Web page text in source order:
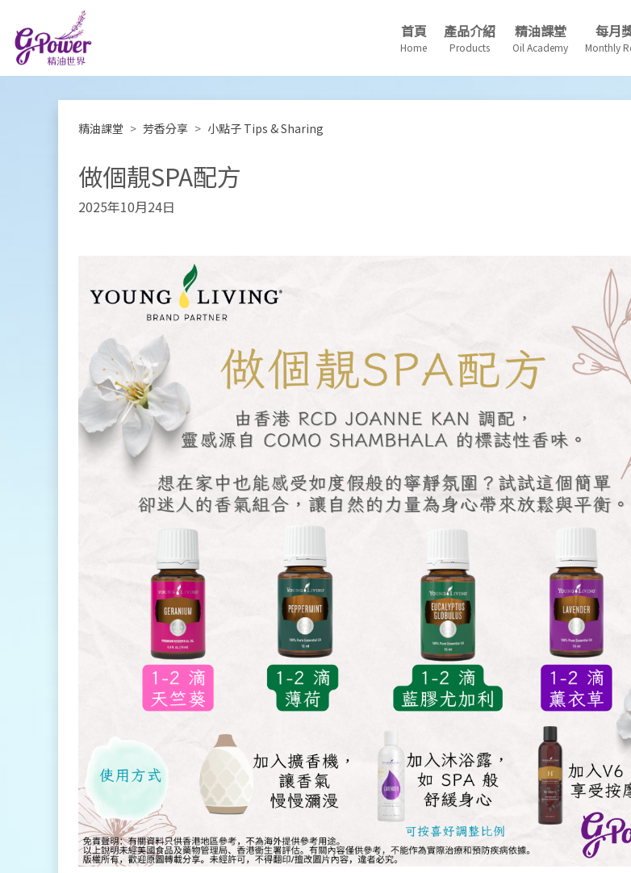
首頁
Home
產品介紹
Products
精油課堂
Oil Academy
每月
Monthly
精油課堂 芳香分享 小點子 Tips & Sharing
做個靚SPA配方
2025年10月24日